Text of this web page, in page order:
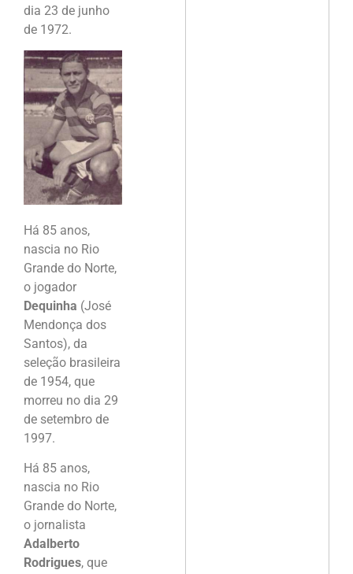
dia 23 de junho
de 1972.
Há 85 anos,
nascia no Rio
Grande do Norte,
o jogador
Dequinha (José
Mendonça dos
Santos), da
seleção brasileira
de 1954, que
morreu no dia 29
de setembro de
1997.
Há 85 anos,
nascia no Rio
Grande do Norte,
o jornalista
Adalberto
Rodrigues, que